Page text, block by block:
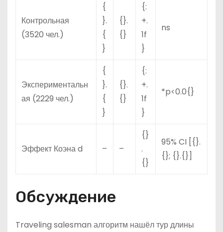
Контрольная
(3520 чел.)
{
}.
{
}
{}.
{}
{:
+.
1f
}
ns
Экспериментальн
ая (2229 чел.)
{
}.
{
}
{}.
{}
{:
+.
1f
}
*p<0.0{}
Эффект Коэна d – –
{}
.
{}
95% CI [{}.
{}; {}.{}]
Обсуждение
Traveling salesman алгоритм нашёл тур длины